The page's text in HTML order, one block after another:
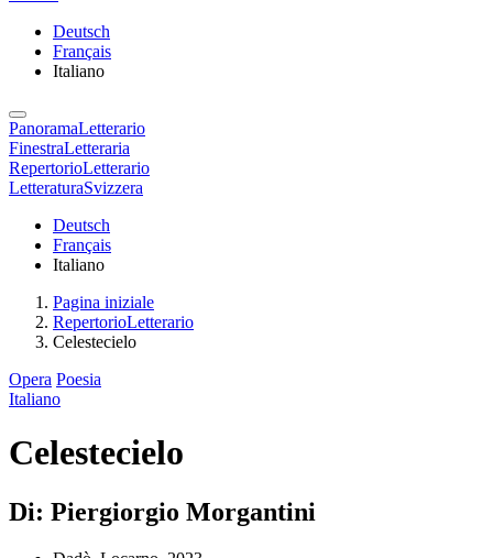
Deutsch
Français
Italiano
PanoramaLetterario
FinestraLetteraria
RepertorioLetterario
LetteraturaSvizzera
Deutsch
Français
Italiano
Pagina iniziale
RepertorioLetterario
Celestecielo
Opera Poesia
Italiano
Celestecielo
Di: Piergiorgio Morgantini